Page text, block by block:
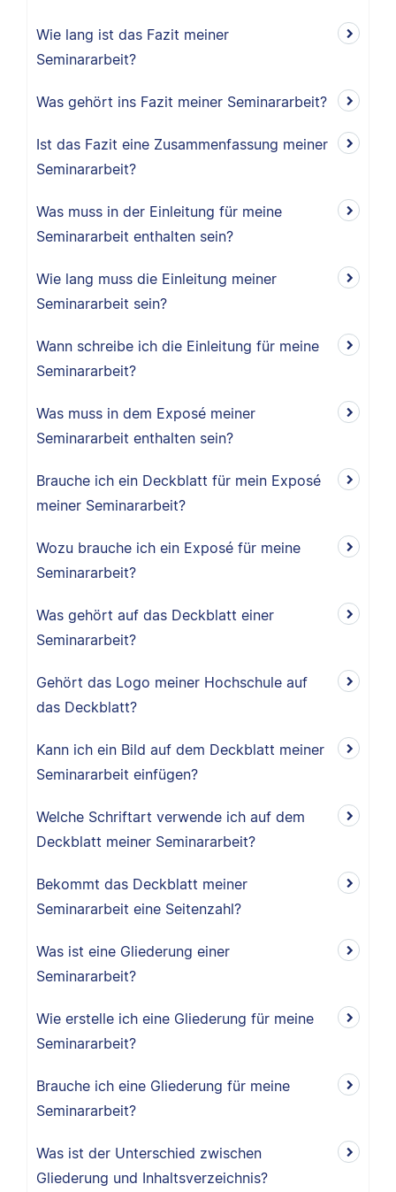
Wie lang ist das Fazit meiner
Seminararbeit?
Was gehört ins Fazit meiner Seminararbeit?
Ist das Fazit eine Zusammenfassung meiner
Seminararbeit?
Was muss in der Einleitung für meine
Seminararbeit enthalten sein?
Wie lang muss die Einleitung meiner
Seminararbeit sein?
Wann schreibe ich die Einleitung für meine
Seminararbeit?
Was muss in dem Exposé meiner
Seminararbeit enthalten sein?
Brauche ich ein Deckblatt für mein Exposé
meiner Seminararbeit?
Wozu brauche ich ein Exposé für meine
Seminararbeit?
Was gehört auf das Deckblatt einer
Seminararbeit?
Gehört das Logo meiner Hochschule auf
das Deckblatt?
Kann ich ein Bild auf dem Deckblatt meiner
Seminararbeit einfügen?
Welche Schriftart verwende ich auf dem
Deckblatt meiner Seminararbeit?
Bekommt das Deckblatt meiner
Seminararbeit eine Seitenzahl?
Was ist eine Gliederung einer
Seminararbeit?
Wie erstelle ich eine Gliederung für meine
Seminararbeit?
Brauche ich eine Gliederung für meine
Seminararbeit?
Was ist der Unterschied zwischen
Gliederung und Inhaltsverzeichnis?